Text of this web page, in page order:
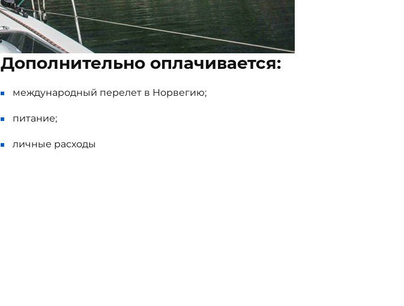
Дополнительно оплачивается:
международный перелет в Норвегию;
питание;
личные расходы